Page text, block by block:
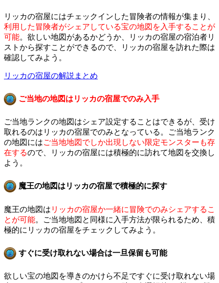
リッカの宿屋にはチェックインした冒険者の情報が集まり、
利用した冒険者がシェアしている宝の地図を入手することが
可能。欲しい地図があるかどうか、リッカの宿屋の宿泊者リ
ストから探すことができるので、リッカの宿屋を訪れた際は
確認してみよう。
リッカの宿屋の解説まとめ
ご当地の地図はリッカの宿屋でのみ入手
ご当地ランクの地図はシェア設定することはできるが、受け
取れるのはリッカの宿屋でのみとなっている。ご当地ランク
の地図にはご当地地図でしか出現しない限定モンスターも存
在するので、リッカの宿屋には積極的に訪れて地図を交換し
よう。
魔王の地図はリッカの宿屋で積極的に探す
魔王の地図は リッカの宿屋か一緒に冒険でのみシェアするこ
とが可能。ご当地地図と同様に入手方法が限られるため、積
極的にリッカの宿屋をチェックしてみよう。
すぐに受け取れない場合は一旦保留も可能
欲しい宝の地図を導きのかけら不足ですぐに受け取れない場